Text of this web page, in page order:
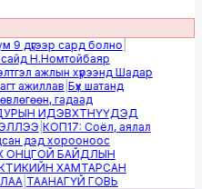
дүгээр сард болно|
Н.Номтойбаяр
ажлын хүрээнд Шадар
ажиллав|Бүх шатанд
гадаад
ИДЭВХТНҮҮДЭД
|КОП17: Соёл, аялал
дэд хорооноос
БАЙДЛЫН
ХАМТАРСАН
|ТААНАГҮЙ ГОВЬ